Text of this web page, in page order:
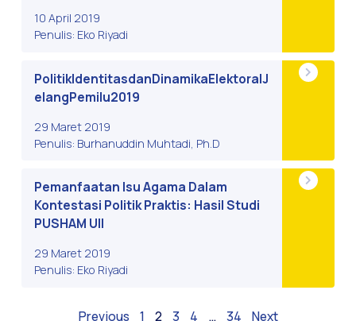
10 April 2019
Penulis: Eko Riyadi
PolitikIdentitasdanDinamikaElektoralJ
elangPemilu2019
29 Maret 2019
Penulis: Burhanuddin Muhtadi, Ph.D
Pemanfaatan Isu Agama Dalam
Kontestasi Politik Praktis: Hasil Studi
PUSHAM UII
29 Maret 2019
Penulis: Eko Riyadi
Previous 1 2 3 4 … 34 Next